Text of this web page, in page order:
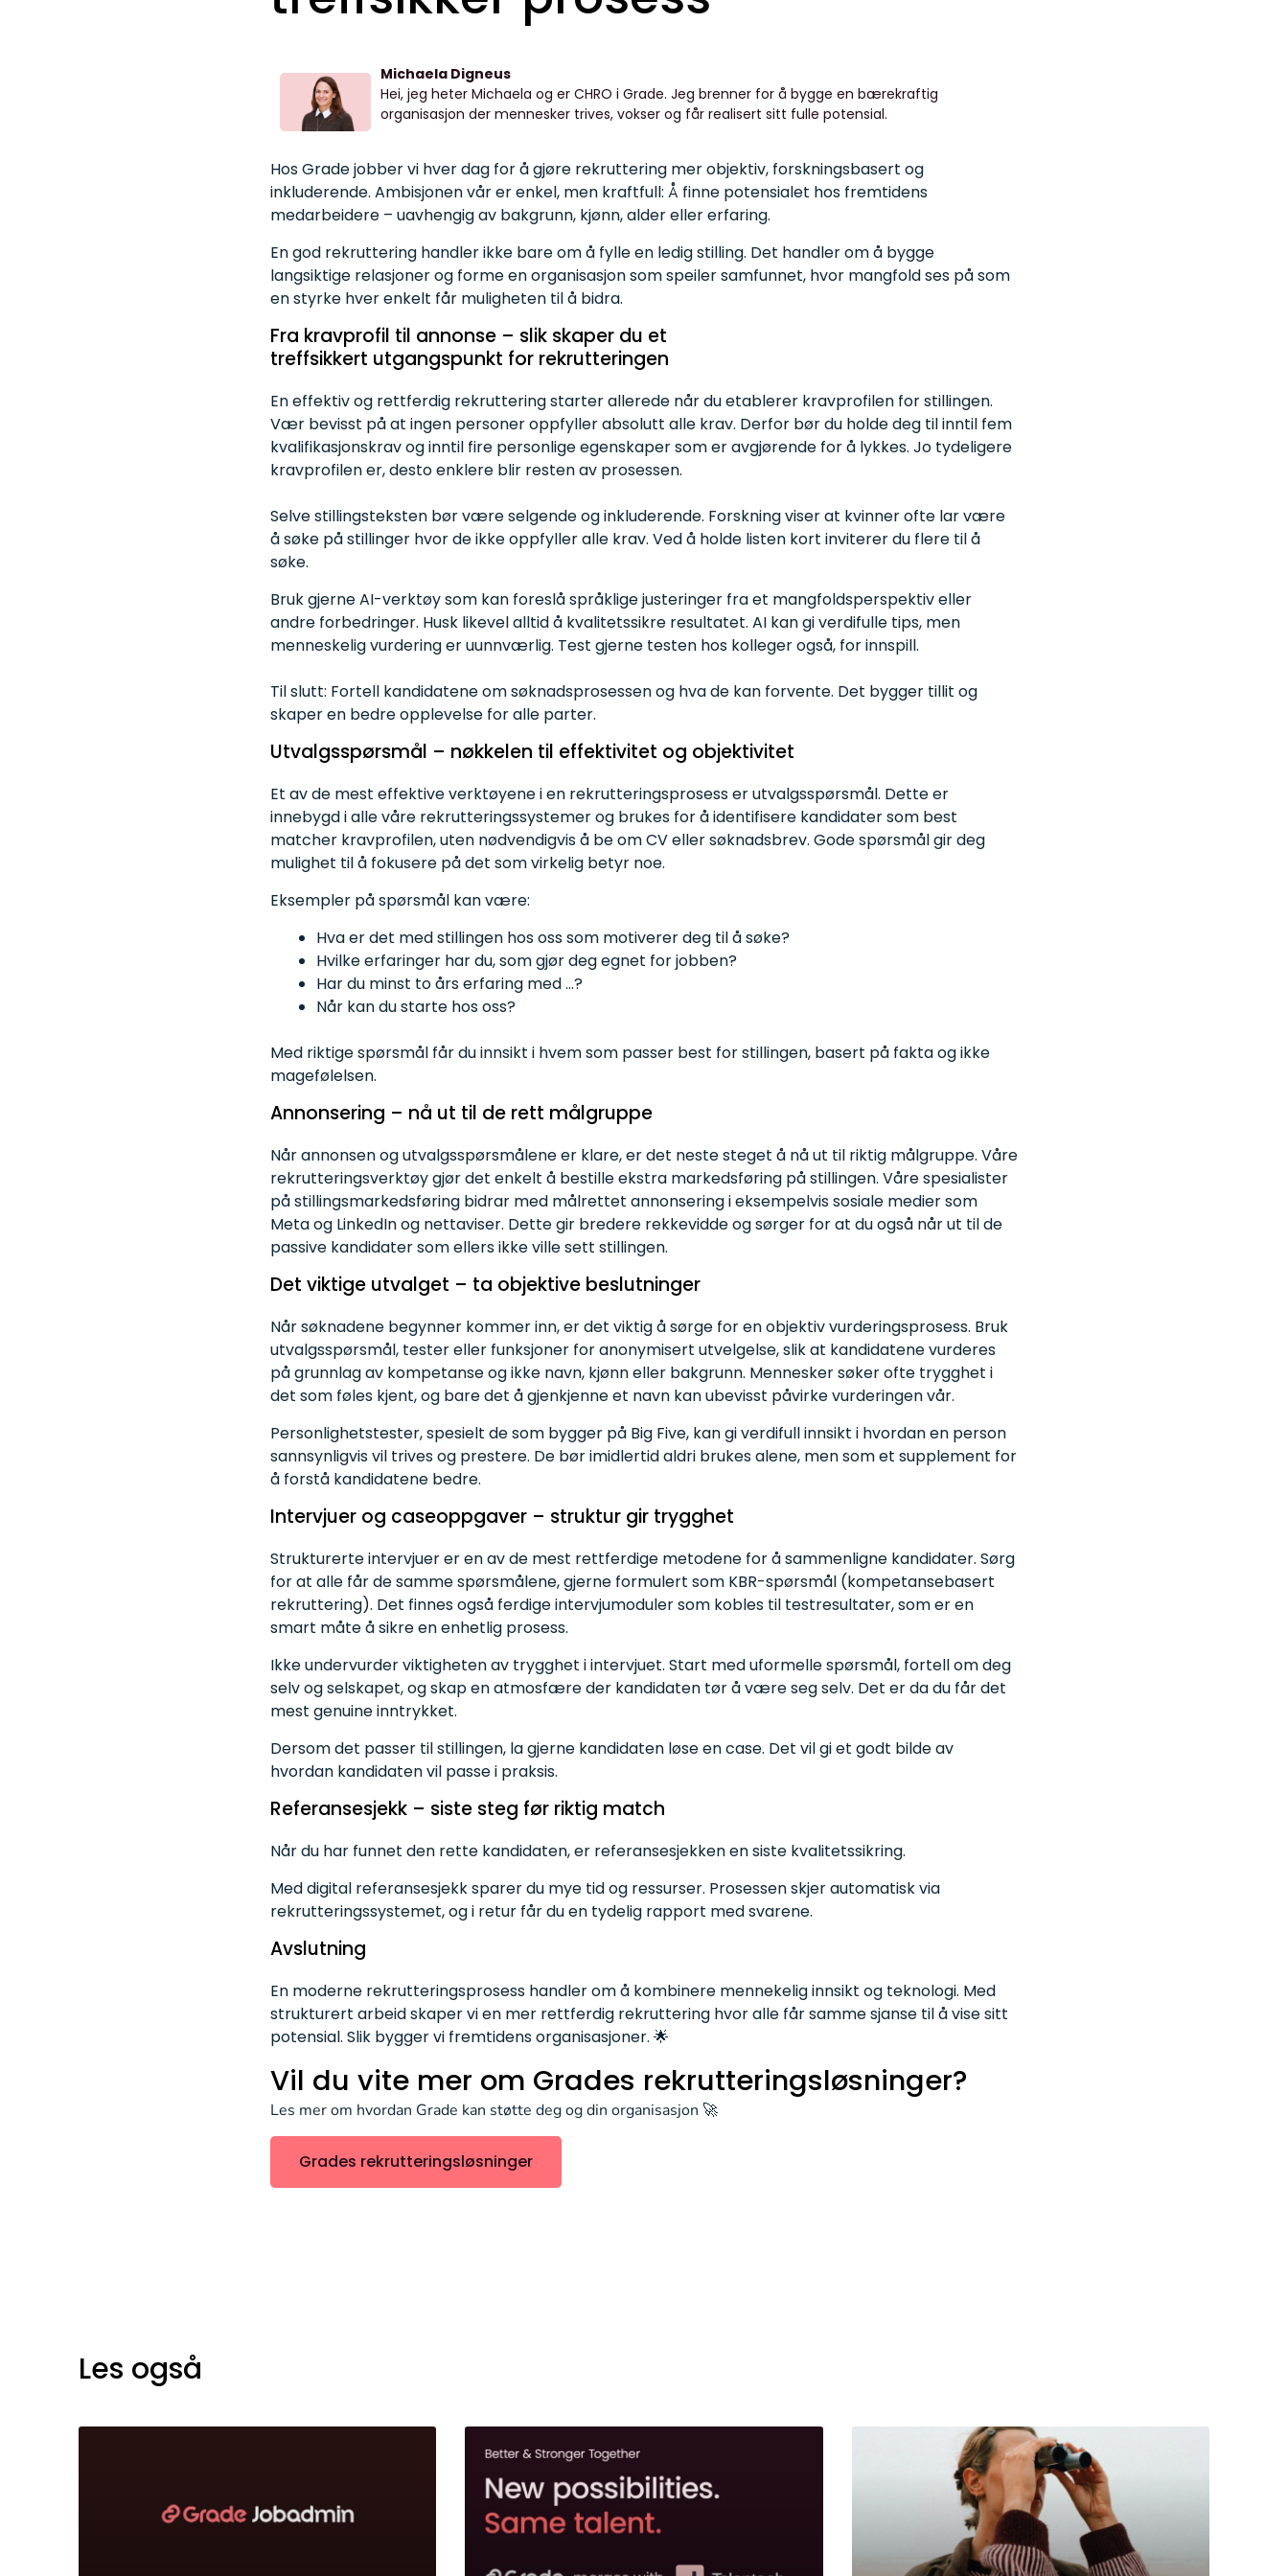
Michaela Digneus
Hei, jeg heter Michaela og er CHRO i Grade. Jeg brenner for å bygge en bærekraftig
organisasjon der mennesker trives, vokser og får realisert sitt fulle potensial.
Hos Grade jobber vi hver dag for å gjøre rekruttering mer objektiv, forskningsbasert og
inkluderende. Ambisjonen vår er enkel, men kraftfull: Å finne potensialet hos fremtidens
medarbeidere – uavhengig av bakgrunn, kjønn, alder eller erfaring.
En god rekruttering handler ikke bare om å fylle en ledig stilling. Det handler om å bygge
langsiktige relasjoner og forme en organisasjon som speiler samfunnet, hvor mangfold ses på som
en styrke hver enkelt får muligheten til å bidra.
Fra kravprofil til annonse – slik skaper du et
treffsikkert utgangspunkt for rekrutteringen
En effektiv og rettferdig rekruttering starter allerede når du etablerer kravprofilen for stillingen.
Vær bevisst på at ingen personer oppfyller absolutt alle krav. Derfor bør du holde deg til inntil fem
kvalifikasjonskrav og inntil fire personlige egenskaper som er avgjørende for å lykkes. Jo tydeligere
kravprofilen er, desto enklere blir resten av prosessen.
Selve stillingsteksten bør være selgende og inkluderende. Forskning viser at kvinner ofte lar være
å søke på stillinger hvor de ikke oppfyller alle krav. Ved å holde listen kort inviterer du flere til å
søke.
Bruk gjerne AI-verktøy som kan foreslå språklige justeringer fra et mangfoldsperspektiv eller
andre forbedringer. Husk likevel alltid å kvalitetssikre resultatet. AI kan gi verdifulle tips, men
menneskelig vurdering er uunnværlig. Test gjerne testen hos kolleger også, for innspill.
Til slutt: Fortell kandidatene om søknadsprosessen og hva de kan forvente. Det bygger tillit og
skaper en bedre opplevelse for alle parter.
Utvalgsspørsmål – nøkkelen til effektivitet og objektivitet
Et av de mest effektive verktøyene i en rekrutteringsprosess er utvalgsspørsmål. Dette er
innebygd i alle våre rekrutteringssystemer og brukes for å identifisere kandidater som best
matcher kravprofilen, uten nødvendigvis å be om CV eller søknadsbrev. Gode spørsmål gir deg
mulighet til å fokusere på det som virkelig betyr noe.
Eksempler på spørsmål kan være:
Hva er det med stillingen hos oss som motiverer deg til å søke?
Hvilke erfaringer har du, som gjør deg egnet for jobben?
Har du minst to års erfaring med …?
Når kan du starte hos oss?
Med riktige spørsmål får du innsikt i hvem som passer best for stillingen, basert på fakta og ikke
magefølelsen.
Annonsering – nå ut til de rett målgruppe
Når annonsen og utvalgsspørsmålene er klare, er det neste steget å nå ut til riktig målgruppe. Våre
rekrutteringsverktøy gjør det enkelt å bestille ekstra markedsføring på stillingen. Våre spesialister
på stillingsmarkedsføring bidrar med målrettet annonsering i eksempelvis sosiale medier som
Meta og LinkedIn og nettaviser. Dette gir bredere rekkevidde og sørger for at du også når ut til de
passive kandidater som ellers ikke ville sett stillingen.
Det viktige utvalget – ta objektive beslutninger
Når søknadene begynner kommer inn, er det viktig å sørge for en objektiv vurderingsprosess. Bruk
utvalgsspørsmål, tester eller funksjoner for anonymisert utvelgelse, slik at kandidatene vurderes
på grunnlag av kompetanse og ikke navn, kjønn eller bakgrunn. Mennesker søker ofte trygghet i
det som føles kjent, og bare det å gjenkjenne et navn kan ubevisst påvirke vurderingen vår.
Personlighetstester, spesielt de som bygger på Big Five, kan gi verdifull innsikt i hvordan en person
sannsynligvis vil trives og prestere. De bør imidlertid aldri brukes alene, men som et supplement for
å forstå kandidatene bedre.
Intervjuer og caseoppgaver – struktur gir trygghet
Strukturerte intervjuer er en av de mest rettferdige metodene for å sammenligne kandidater. Sørg
for at alle får de samme spørsmålene, gjerne formulert som KBR-spørsmål (kompetansebasert
rekruttering). Det finnes også ferdige intervjumoduler som kobles til testresultater, som er en
smart måte å sikre en enhetlig prosess.
Ikke undervurder viktigheten av trygghet i intervjuet. Start med uformelle spørsmål, fortell om deg
selv og selskapet, og skap en atmosfære der kandidaten tør å være seg selv. Det er da du får det
mest genuine inntrykket.
Dersom det passer til stillingen, la gjerne kandidaten løse en case. Det vil gi et godt bilde av
hvordan kandidaten vil passe i praksis.
Referansesjekk – siste steg før riktig match
Når du har funnet den rette kandidaten, er referansesjekken en siste kvalitetssikring.
Med digital referansesjekk sparer du mye tid og ressurser. Prosessen skjer automatisk via
rekrutteringssystemet, og i retur får du en tydelig rapport med svarene.
Avslutning
En moderne rekrutteringsprosess handler om å kombinere mennekelig innsikt og teknologi. Med
strukturert arbeid skaper vi en mer rettferdig rekruttering hvor alle får samme sjanse til å vise sitt
potensial. Slik bygger vi fremtidens organisasjoner. 🌟
Vil du vite mer om Grades rekrutteringsløsninger?
Les mer om hvordan Grade kan støtte deg og din organisasjon 🚀
Grades rekrutteringsløsninger
Les også